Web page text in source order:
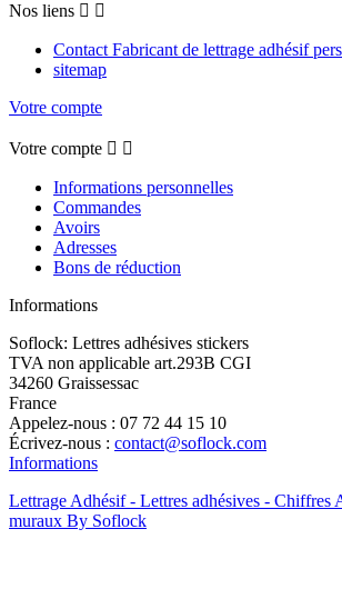
Nos liens  
Contact Fabricant de lettrage adhésif
sitemap
Votre compte
Votre compte  
Informations personnelles
Commandes
Avoirs
Adresses
Bons de réduction
Informations
Soflock: Lettres adhésives stickers
TVA non applicable art.293B CGI
34260 Graissessac
France
Appelez-nous : 07 72 44 15 10
Écrivez-nous : contact@soflock.com
Informations
Lettrage Adhésif - Lettres adhésives - Chiffres
muraux By Soflock